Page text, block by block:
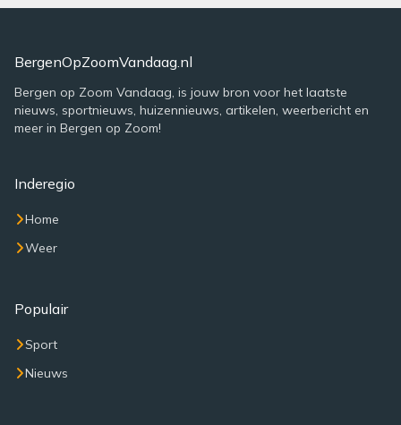
BergenOpZoomVandaag.nl
Bergen op Zoom Vandaag, is jouw bron voor het laatste
nieuws, sportnieuws, huizennieuws, artikelen, weerbericht en
meer in Bergen op Zoom!
Inderegio
Home
Weer
Populair
Sport
Nieuws